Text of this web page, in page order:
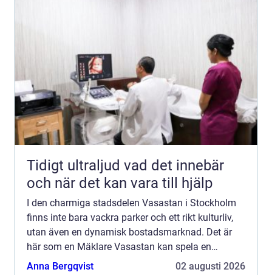
Tidigt ultraljud vad det innebär
och när det kan vara till hjälp
I den charmiga stadsdelen Vasastan i Stockholm
finns inte bara vackra parker och ett rikt kulturliv,
utan även en dynamisk bostadsmarknad. Det är
här som en Mäklare Vasastan kan spela en
avgörande roll i att både sä...
Anna Bergqvist 02 augusti 2026